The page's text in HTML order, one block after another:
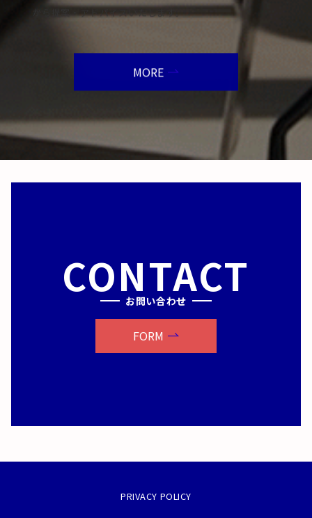
から提案・アドバイスいたします。
MORE
CONTACT
お問い合わせ
FORM
PRIVACY POLICY